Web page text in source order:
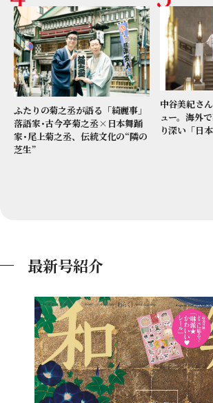
ふたりの菊之丞が語る「綺麗事」
落語家･古今亭菊之丞×日本舞踊
家･尾上菊之丞、伝統文化の“隣の
芝生”
中谷美紀さ
ュー。海外
り深い「日本
最新号紹介